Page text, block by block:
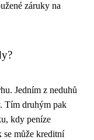
záruky na
Jedním z neduhů
Tím druhým pak
kdy peníze
se může kreditní